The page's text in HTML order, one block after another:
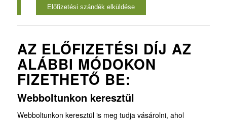
AZ ELŐFIZETÉSI DÍJ AZ
ALÁBBI MÓDOKON
FIZETHETŐ BE:
Webboltunkon keresztül
Webboltunkon keresztül is meg tudja vásárolni, ahol